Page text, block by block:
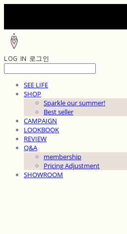
LOG IN 로그인
SEE LIFE
SHOP
Sparkle our summer!
Best seller
CAMPAIGN
LOOKBOOK
REVIEW
Q&A
membership
Pricing Adjustment
SHOWROOM